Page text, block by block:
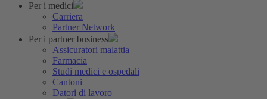
Per i medici
Carriera
Partner Network
Per i partner business
Assicuratori malattia
Farmacia
Studi medici e ospedali
Cantoni
Datori di lavoro